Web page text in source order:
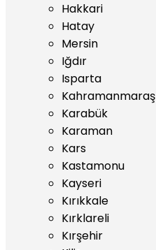
Hakkari
Hatay
Mersin
Iğdır
Isparta
Kahramanmaraş
Karabük
Karaman
Kars
Kastamonu
Kayseri
Kırıkkale
Kırklareli
Kırşehir